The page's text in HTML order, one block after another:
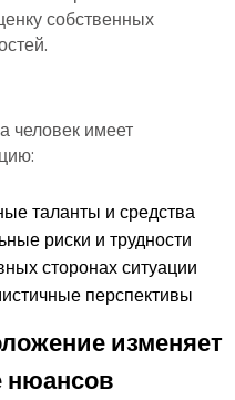
собственных
человек имеет
таланты и средства
риски и трудности
сторонах ситуации
перспективы
изменяет
нюансов